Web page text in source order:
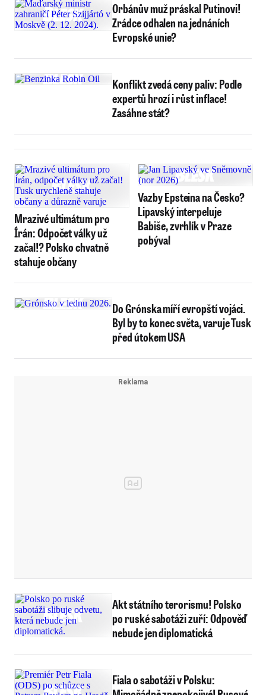
Orbánův muž práskal Putinovi!
Zrádce odhalen na jednáních
Evropské unie?
Konflikt zvedá ceny paliv: Podle
expertů hrozí i růst inflace!
Zasáhne stát?
Mrazivé ultimátum pro
Írán: Odpočet války už
začal!? Polsko chvatně
stahuje občany
Vazby Epsteina na Česko?
Lipavský interpeluje
Babiše, zvrhlík v Praze
pobýval
Do Grónska míří evropští vojáci.
Byl by to konec světa, varuje Tusk
před útokem USA
Akt státního terorismu! Polsko
po ruské sabotáži zuří: Odpověď
nebude jen diplomatická
Fiala o sabotáži v Polsku: